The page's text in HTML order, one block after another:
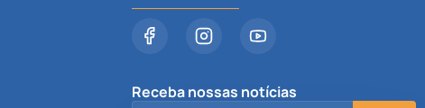
Receba nossas notícias